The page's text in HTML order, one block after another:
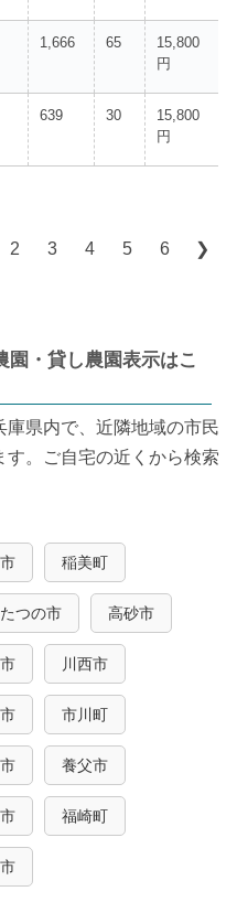
1,666 65
15,800
円
639 30
15,800
円
2 3 4 5 6 ❯
・貸し農園表示はこ
県内で、近隣地域の市民
。ご自宅の近くから検索
稲美町
たつの市 高砂市
川西市
市川町
養父市
福崎町